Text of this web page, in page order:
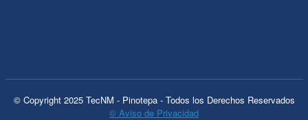
© Copyright 2025 TecNM - Pinotepa - Todos los Derechos Reservados
© Aviso de Privacidad